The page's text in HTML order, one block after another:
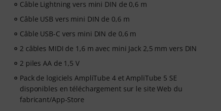
Câble Lightning vers mini DIN de 0,6 m
Câble USB vers mini DIN de 0,6 m
Câble USB-C vers mini DIN de 0,6 m
2 câbles MIDI de 1,6 m avec mini Jack 2,5 mm vers DIN
2 piles AA de 1,5 V
Pack de logiciels AmpliTube 4 et AmpliTube 5 SE
disponibles en téléchargement sur le site Web du
fabricant/App-Store